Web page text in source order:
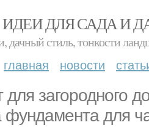
ИДЕИ ДЛЯ САДА И
дачный стиль, тонкости
главная новости
загородного
фундамента для